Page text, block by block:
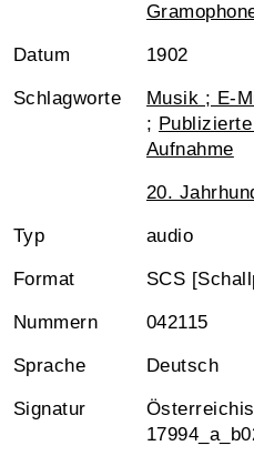
Datum 1902
Schlagworte Musik ; E-
;
Aufnahme
20.
Typ audio
Format SCS
Nummern 042115
Sprache Deutsch
Signatur